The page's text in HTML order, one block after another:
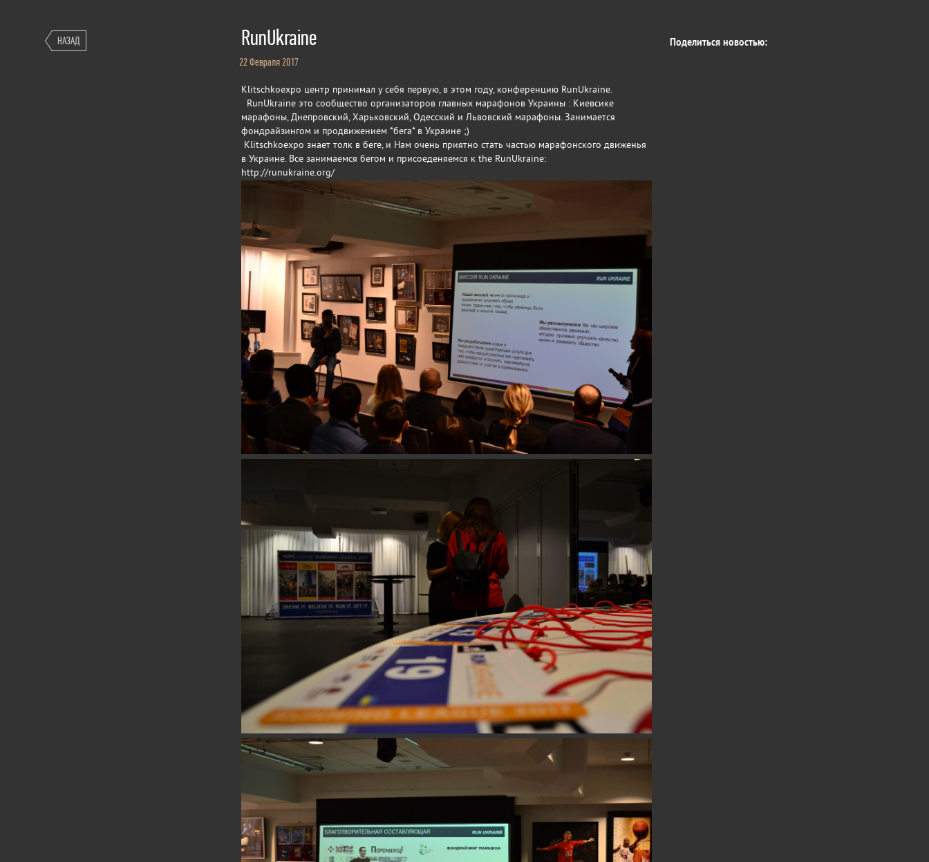
НАЗАД RunUkraine
22 Февраля 2017
Klitschkoexpo центр принимал у себя первую, в этом году, конференцию RunUkraine.
RunUkraine это сообщество организаторов главных марафонов Украины : Киевсике
марафоны, Днепровский, Харьковский, Одесский и Львовский марафоны. Занимается
фондрайзингом и продвижением *бега* в Украине ;)
Klitschkoexpo знает толк в беге, и Нам очень приятно стать частью марафонского движенья
в Украине. Все занимаемся бегом и присоеденяемся к the RunUkraine:
http://runukraine.org/
Поделиться новостью: